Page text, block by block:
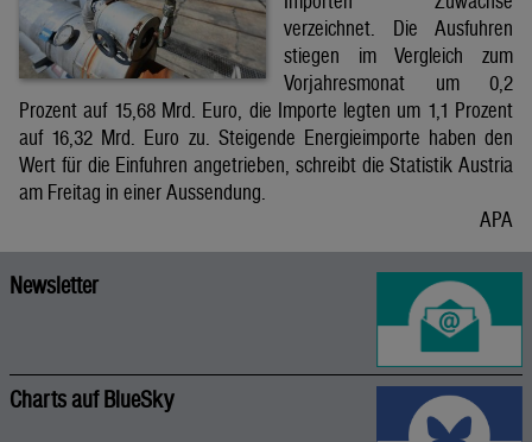
verzeichnet. Die Ausfuhren
stiegen im Vergleich zum
Vorjahresmonat um 0,2
Prozent auf 15,68 Mrd. Euro, die Importe legten um 1,1 Prozent
auf 16,32 Mrd. Euro zu. Steigende Energieimporte haben den
Wert für die Einfuhren angetrieben, schreibt die Statistik Austria
am Freitag in einer Aussendung.
APA
Newsletter
Charts auf BlueSky